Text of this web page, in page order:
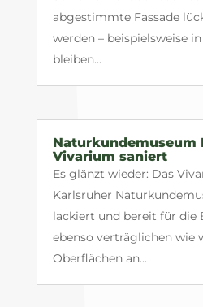
abgestimmte Fassade
werden – beispielsweise
bleiben...
Naturkundemuseum
Vivarium saniert
Es glänzt wieder: Das
Karlsruher
lackiert und bereit für die
ebenso verträglichen wie
Oberflächen an...